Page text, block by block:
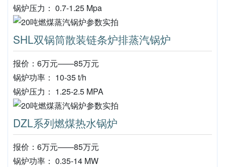
锅炉压力： 0.7-1.25 Mpa
SHL双锅筒散装链条炉排蒸汽锅炉
报价：6万元——85万元
锅炉功率： 10-35 t/h
锅炉压力： 1.25-2.5 MPA
DZL系列燃煤热水锅炉
报价：6万元——85万元
锅炉功率： 0.35-14 MW